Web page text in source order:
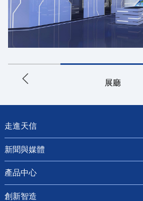
展廳
走進天信
新聞與媒體
產品中心
創新智造